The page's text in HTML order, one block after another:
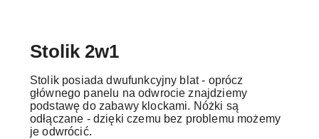
Stolik 2w1
Stolik posiada dwufunkcyjny blat - oprócz
głównego panelu na odwrocie znajdziemy
podstawę do zabawy klockami. Nóżki są
odłączane - dzięki czemu bez problemu możemy
je odwrócić.